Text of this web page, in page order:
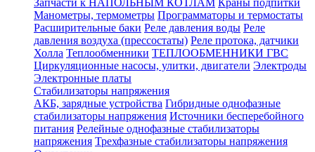
Запчасти к НАПОЛЬНЫМ КОТЛАМ Краны подпитки
Манометры, термометры Программаторы и термостаты
Расширительные баки Реле давления воды Реле
давления воздуха (прессостаты) Реле протока, датчики
Холла Теплообменники ТЕПЛООБМЕННИКИ ГВС
Циркуляционные насосы, улитки, двигатели Электроды
Электронные платы
Стабилизаторы напряжения
АКБ, зарядные устройства Гибридные однофазные
стабилизаторы напряжения Источники бесперебойного
питания Релейные однофазные стабилизаторы
напряжения Трехфазные стабилизаторы напряжения